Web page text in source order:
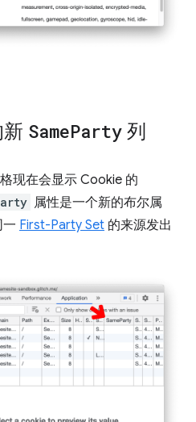
SameParty 列
现在会显示 Cookie 的
属性是一个新的布尔属
First-Party Set 的来源发出